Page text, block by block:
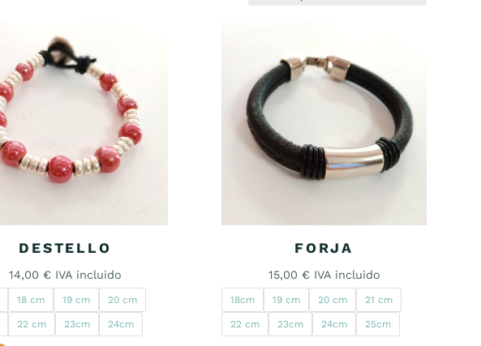
DESTELLO
14,00 € IVA incluido
18 cm 19 cm 20 cm
22 cm 23cm 24cm
FORJA
15,00 € IVA incluido
18cm 19 cm 20 cm 21 cm
22 cm 23cm 24cm 25cm